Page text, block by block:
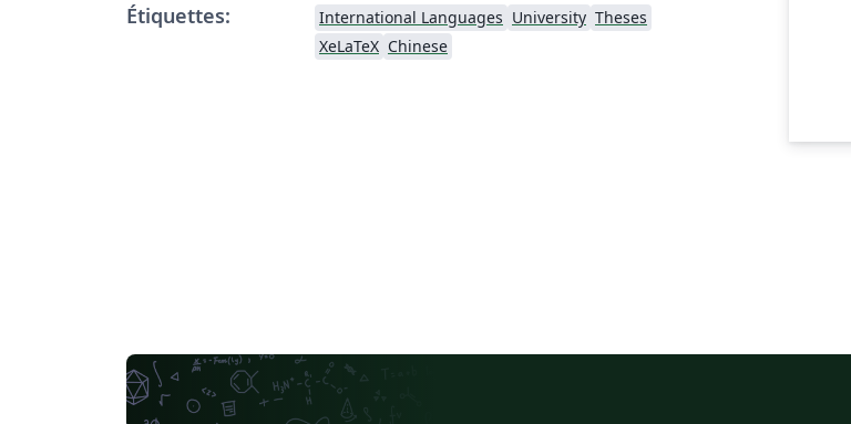
Étiquettes:
International Languages University Theses
XeLaTeX Chinese